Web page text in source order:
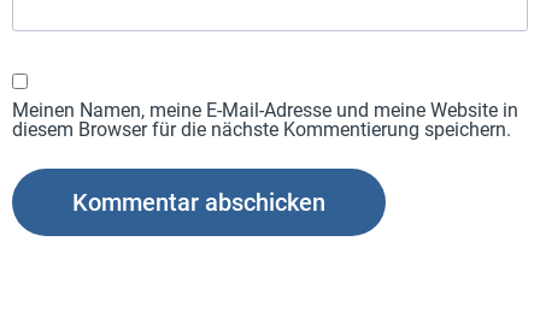
Meinen Namen, meine E-Mail-Adresse und meine Website in
diesem Browser für die nächste Kommentierung speichern.